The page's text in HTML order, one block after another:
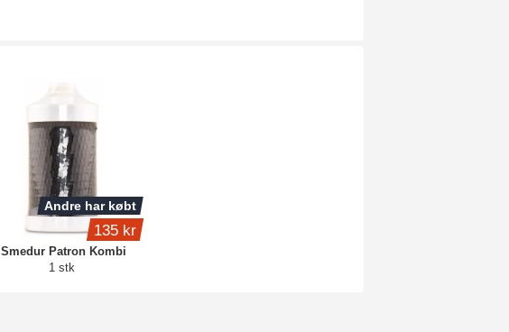
Smedur Patron Kombi
1 stk
Andre har købt
135 kr